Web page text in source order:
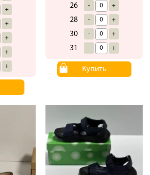
+
+
+
+
+
26 - +
28 - +
30 - +
31 - +
Купить